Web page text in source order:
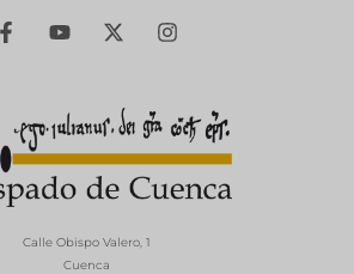
Calle Obispo Valero, 1
Cuenca